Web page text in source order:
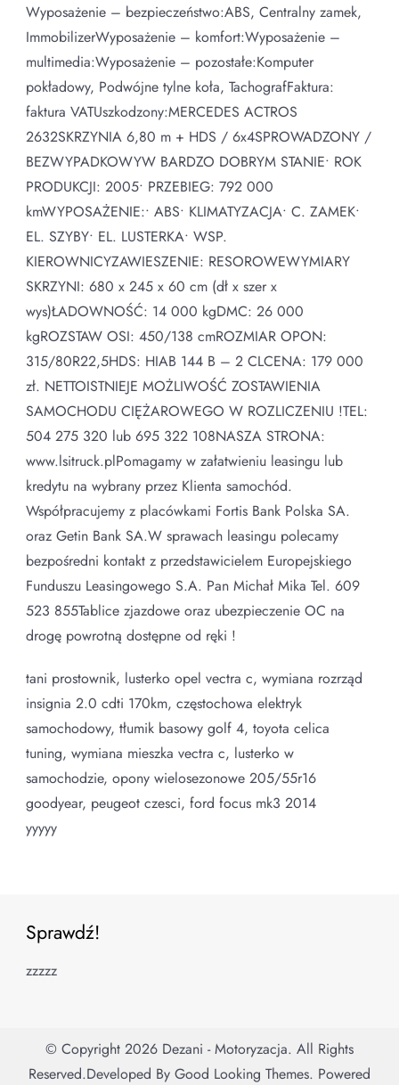
Wyposażenie – bezpieczeństwo:ABS, Centralny zamek,
ImmobilizerWyposażenie – komfort:Wyposażenie –
multimedia:Wyposażenie – pozostałe:Komputer
pokładowy, Podwójne tylne koła, TachografFaktura:
faktura VATUszkodzony:MERCEDES ACTROS
2632SKRZYNIA 6,80 m + HDS / 6x4SPROWADZONY /
BEZWYPADKOWYW BARDZO DOBRYM STANIE• ROK
PRODUKCJI: 2005• PRZEBIEG: 792 000
kmWYPOSAŻENIE:• ABS• KLIMATYZACJA• C. ZAMEK•
EL. SZYBY• EL. LUSTERKA• WSP.
KIEROWNICYZAWIESZENIE: RESOROWEWYMIARY
SKRZYNI: 680 x 245 x 60 cm (dł x szer x
wys)ŁADOWNOŚĆ: 14 000 kgDMC: 26 000
kgROZSTAW OSI: 450/138 cmROZMIAR OPON:
315/80R22,5HDS: HIAB 144 B – 2 CLCENA: 179 000
zł. NETTOISTNIEJE MOŻLIWOŚĆ ZOSTAWIENIA
SAMOCHODU CIĘŻAROWEGO W ROZLICZENIU !TEL:
504 275 320 lub 695 322 108NASZA STRONA:
www.lsitruck.plPomagamy w załatwieniu leasingu lub
kredytu na wybrany przez Klienta samochód.
Współpracujemy z placówkami Fortis Bank Polska SA.
oraz Getin Bank SA.W sprawach leasingu polecamy
bezpośredni kontakt z przedstawicielem Europejskiego
Funduszu Leasingowego S.A. Pan Michał Mika Tel. 609
523 855Tablice zjazdowe oraz ubezpieczenie OC na
drogę powrotną dostępne od ręki !
tani prostownik, lusterko opel vectra c, wymiana rozrząd
insignia 2.0 cdti 170km, częstochowa elektryk
samochodowy, tłumik basowy golf 4, toyota celica
tuning, wymiana mieszka vectra c, lusterko w
samochodzie, opony wielosezonowe 205/55r16
goodyear, peugeot czesci, ford focus mk3 2014
yyyyy
Sprawdź!
zzzzz
© Copyright 2026 Dezani - Motoryzacja. All Rights
Reserved.Developed By Good Looking Themes. Powered